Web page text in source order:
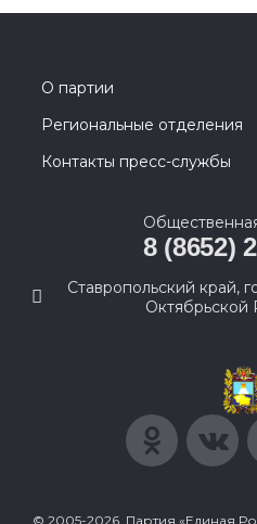
О партии
Региональные отделения
Контакты пресс-службы
8 (8652)
Ставропольский край,
Октябрьской
© 2005-2026, Партия «Единая